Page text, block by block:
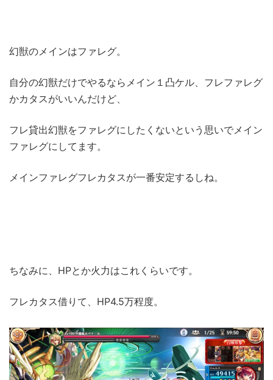
幻獣のメインはファレグ。
自分の幻獣だけでやるならメイン１凸ケル、フレファレグ
かカタスがいいんだけど、
フレ貸出幻獣をファレグにしたくないという思いでメイン
ファレグにしてます。
メインファレグフレカタスが一番安定するしね。
ちなみに、HPとか火力はこれくらいです。
フレカタス借りて、HP4.5万程度。